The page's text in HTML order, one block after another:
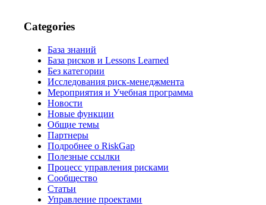
Categories
База знаний
База рисков и Lessons Learned
Без категории
Исследования риск-менеджмента
Мероприятия и Учебная программа
Новости
Новые функции
Общие темы
Партнеры
Подробнее о RiskGap
Полезные ссылки
Процесс управления рисками
Сообщество
Статьи
Управление проектами